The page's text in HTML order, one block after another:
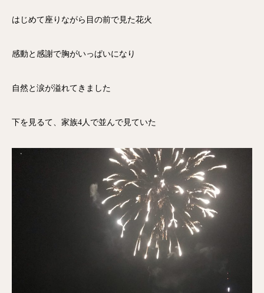
はじめて座りながら目の前で見た花火
感動と感謝で胸がいっぱいになり
自然と涙が溢れてきました
下を見るて、家族4人で並んで見ていた